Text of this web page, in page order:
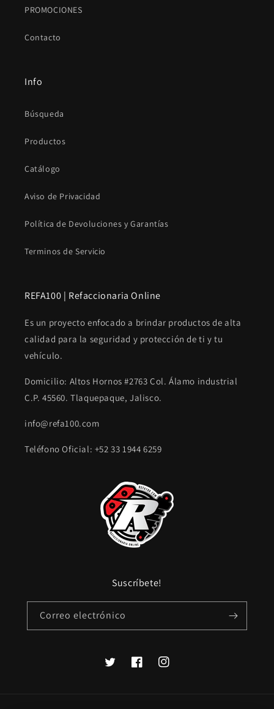
PROMOCIONES
Contacto
Info
Búsqueda
Productos
Catálogo
Aviso de Privacidad
Política de Devoluciones y Garantías
Terminos de Servicio
REFA100 | Refaccionaria Online
Es un proyecto enfocado a brindar productos de alta
calidad para la seguridad y protección de ti y tu
vehículo.
Domicilio: Altos Hornos #2763 Col. Álamo industrial
C.P. 45560. Tlaquepaque, Jalisco.
info@refa100.com
Teléfono Oficial: +52 33 1944 6259
Suscríbete!
Correo electrónico
TwitterFacebookInstagram